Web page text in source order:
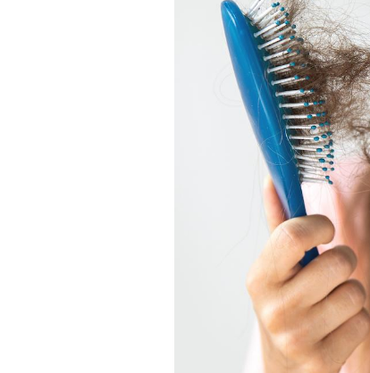
Fortes chaleurs :
pourquoi le risque de
noyade grimpe-t-il ?
Le Viagra pourrait-il
freiner la propagation du
cancer ?
Pourquoi manger moins
de protéines pourrait
finalement être bénéfique